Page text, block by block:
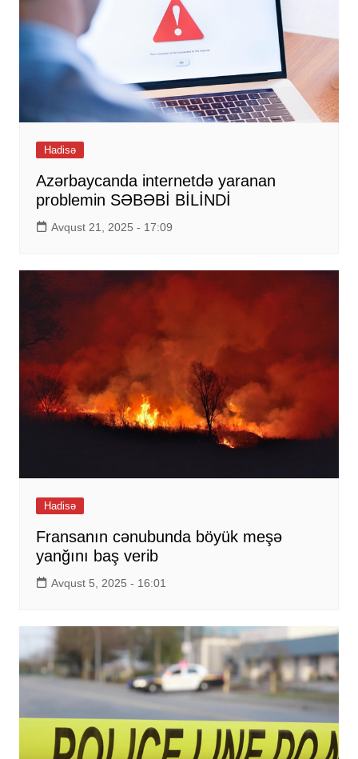
Hadisə
Azərbaycanda internetdə yaranan
problemin SƏBƏBİ BİLİNDİ
Avqust 21, 2025 - 17:09
Hadisə
Fransanın cənubunda böyük meşə
yanğını baş verib
Avqust 5, 2025 - 16:01